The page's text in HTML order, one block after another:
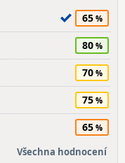
65
80
70
75
65
Všechna hodnocení